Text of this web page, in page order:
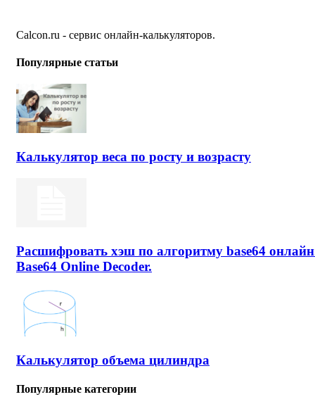
Calcon.ru - сервис онлайн-калькуляторов.
Популярные статьи
Калькулятор веса по росту и возрасту
Расшифровать хэш по алгоритму base64
Base64 Online Decoder.
Калькулятор объема цилиндра
Популярные категории